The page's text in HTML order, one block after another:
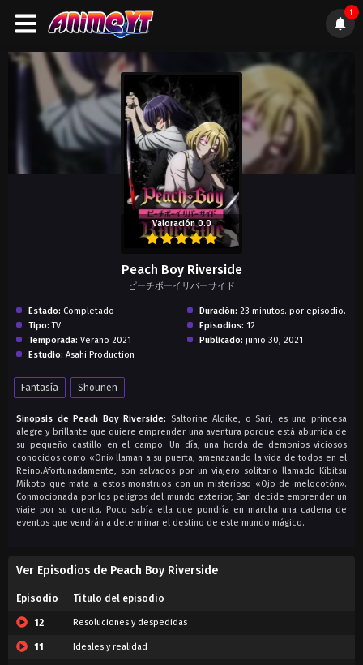
1
Valoración 0.0
Peach Boy Riverside
ピーチボーイリバーサイド
Estado: Completado
Tipo: TV
Temporada: Verano 2021
Estudio: Asahi Production
Duración: 23 minutos. por episodio.
Episodios: 12
Publicado: junio 30, 2021
Fantasía Shounen
Sinopsis de Peach Boy Riverside: Saltorine Aldike, o Sari, es una princesa
alegre y brillante que quiere emprender una aventura porque está aburrida de
su pequeño castillo en el campo. Un día, una horda de demonios viciosos
conocidos como «Oni» llaman a su puerta, amenazando la vida de todos en el
Reino.Afortunadamente, son salvados por un viajero solitario llamado Kibitsu
Mikoto que mata a estos monstruos con un misterioso «Ojo de melocotón».
Conmocionada por los peligros del mundo exterior, Sari decide emprender un
viaje por su cuenta. Poco sabía ella que pondría en marcha una cadena de
eventos que vendrán a determinar el destino de este mundo mágico.
Ver Episodios de Peach Boy Riverside
Episodio Titulo del episodio
12 Resoluciones y despedidas
11 Ideales y realidad